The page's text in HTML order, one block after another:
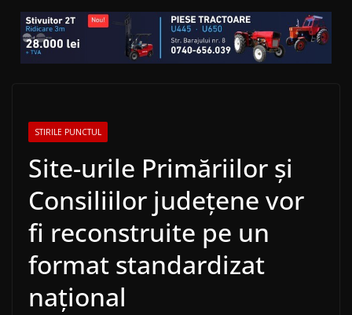
STIRILE PUNCTUL
Site-urile Primăriilor și
Consiliilor județene vor
fi reconstruite pe un
format standardizat
național